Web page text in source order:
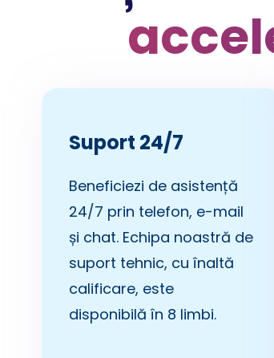
Suport 24/7
Beneficiezi de asistență
24/7 prin telefon, e-mail
și chat. Echipa noastră de
suport tehnic, cu înaltă
calificare, este
disponibilă în 8 limbi.